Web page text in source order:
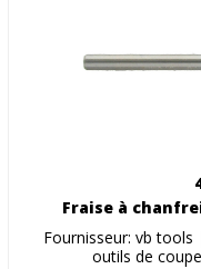
Fraise à
Fournisseur: vb
outils de